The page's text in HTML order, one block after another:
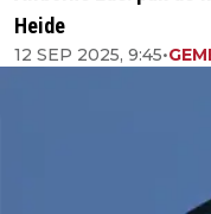
Heide
12 SEP 2025, 9:45•